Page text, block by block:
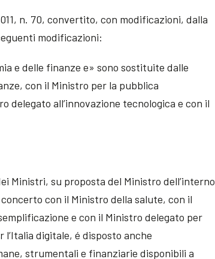
n. 70, convertito, con modificazioni, dalla
modificazioni:
e delle finanze e» sono sostituite dalle
con il Ministro per la pubblica
delegato all’innovazione tecnologica e con il
Ministri, su proposta del Ministro dell’interno
con il Ministro della salute, con il
e con il Ministro delegato per
l’Italia digitale, é disposto anche
strumentali e finanziarie disponibili a